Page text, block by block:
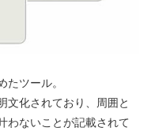
ツール。
文化されており、周囲と
わないことが記載されて